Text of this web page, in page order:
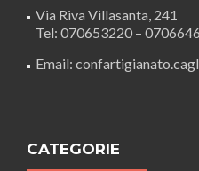
Via Riva Villasanta, 241
Tel: 070653220 –
Email:
CATEGORIE